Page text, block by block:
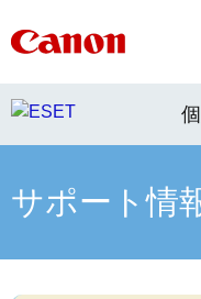
サポート情